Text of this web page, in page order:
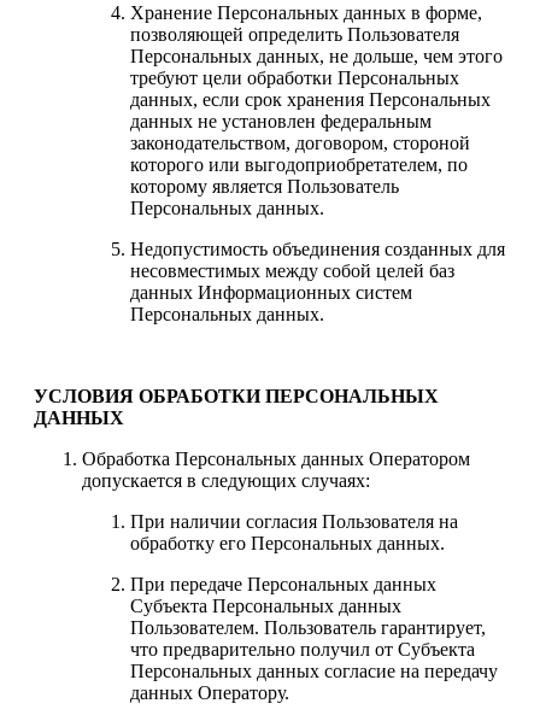
Хранение Персональных данных в форме,
позволяющей определить Пользователя
Персональных данных, не дольше, чем этого
требуют цели обработки Персональных
данных, если срок хранения Персональных
данных не установлен федеральным
законодательством, договором, стороной
которого или выгодоприобретателем, по
которому является Пользователь
Персональных данных.
Недопустимость объединения созданных для
несовместимых между собой целей баз
данных Информационных систем
Персональных данных.
УСЛОВИЯ ОБРАБОТКИ ПЕРСОНАЛЬНЫХ
ДАННЫХ
Обработка Персональных данных Оператором
допускается в следующих случаях:
При наличии согласия Пользователя на
обработку его Персональных данных.
При передаче Персональных данных
Субъекта Персональных данных
Пользователем. Пользователь гарантирует,
что предварительно получил от Субъекта
Персональных данных согласие на передачу
данных Оператору.